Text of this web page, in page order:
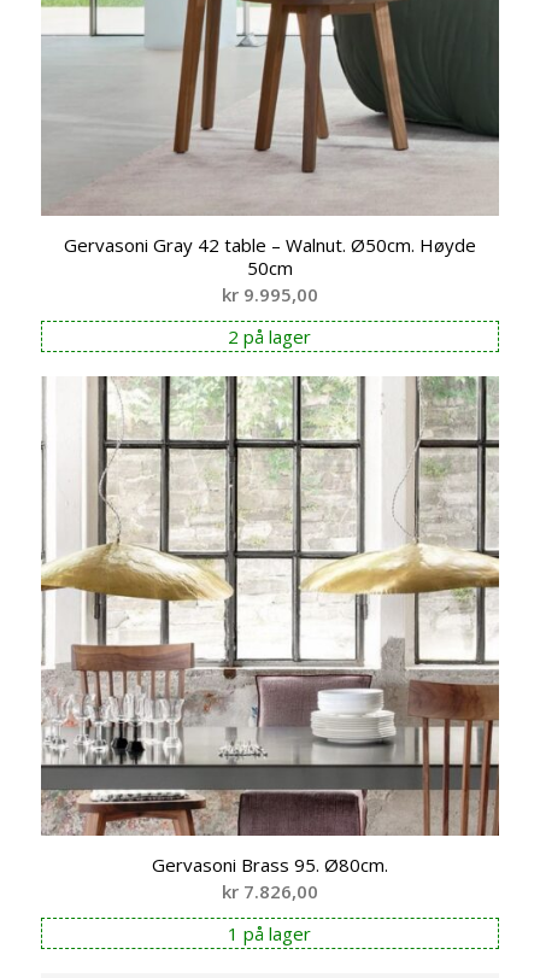
Gervasoni Gray 42 table – Walnut. Ø50cm. Høyde
50cm
kr9.995,00
2 på lager
Gervasoni Brass 95. Ø80cm.
kr7.826,00
1 på lager